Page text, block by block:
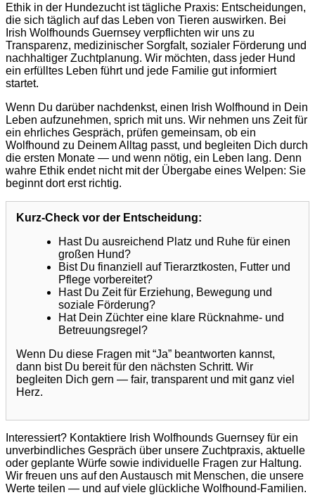
Ethik in der Hundezucht ist tägliche Praxis: Entscheidungen,
die sich täglich auf das Leben von Tieren auswirken. Bei
Irish Wolfhounds Guernsey verpflichten wir uns zu
Transparenz, medizinischer Sorgfalt, sozialer Förderung und
nachhaltiger Zuchtplanung. Wir möchten, dass jeder Hund
ein erfülltes Leben führt und jede Familie gut informiert
startet.
Wenn Du darüber nachdenkst, einen Irish Wolfhound in Dein
Leben aufzunehmen, sprich mit uns. Wir nehmen uns Zeit für
ein ehrliches Gespräch, prüfen gemeinsam, ob ein
Wolfhound zu Deinem Alltag passt, und begleiten Dich durch
die ersten Monate — und wenn nötig, ein Leben lang. Denn
wahre Ethik endet nicht mit der Übergabe eines Welpen: Sie
beginnt dort erst richtig.
Kurz-Check vor der Entscheidung:
Hast Du ausreichend Platz und Ruhe für einen
großen Hund?
Bist Du finanziell auf Tierarztkosten, Futter und
Pflege vorbereitet?
Hast Du Zeit für Erziehung, Bewegung und
soziale Förderung?
Hat Dein Züchter eine klare Rücknahme- und
Betreuungsregel?
Wenn Du diese Fragen mit “Ja” beantworten kannst,
dann bist Du bereit für den nächsten Schritt. Wir
begleiten Dich gern — fair, transparent und mit ganz viel
Herz.
Interessiert? Kontaktiere Irish Wolfhounds Guernsey für ein
unverbindliches Gespräch über unsere Zuchtpraxis, aktuelle
oder geplante Würfe sowie individuelle Fragen zur Haltung.
Wir freuen uns auf den Austausch mit Menschen, die unsere
Werte teilen — und auf viele glückliche Wolfhound-Familien.